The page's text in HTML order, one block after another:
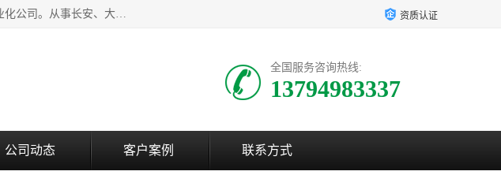
广东食安膳食管理服务有限公司是一家集干货粮油、肉禽蔬菜等食品加工、配送及食堂承包于一体的专业化公司。从事长安、大朗、大岭山、厚街、虎门等地区的蔬菜配送服务。 专业的服务队伍，以及完善的服务机制，经过多年的努力拼搏，赢得了广大客户的信赖和支持。 资质认证
全国服务咨询热线:
13794983337
公司动态 客户案例 联系方式